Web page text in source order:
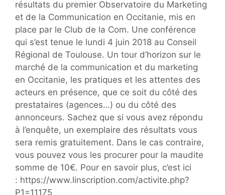
résultats du premier Observatoire du Marketing
et de la Communication en Occitanie, mis en
place par le Club de la Com. Une conférence
qui s’est tenue le lundi 4 juin 2018 au Conseil
Régional de Toulouse. Un tour d’horizon sur le
marché de la communication et du marketing
en Occitanie, les pratiques et les attentes des
acteurs en présence, que ce soit du côté des
prestataires (agences…) ou du côté des
annonceurs. Sachez que si vous avez répondu
à l’enquête, un exemplaire des résultats vous
sera remis gratuitement. Dans le cas contraire,
vous pouvez vous les procurer pour la maudite
somme de 10€. Pour en savoir plus, c’est ici
: https://www.linscription.com/activite.php?
P1=11175